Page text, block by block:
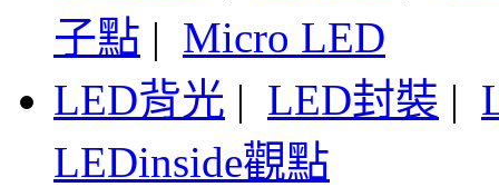
子點 | Micro LED
LED背光 | LED封裝 |
LEDinside觀點